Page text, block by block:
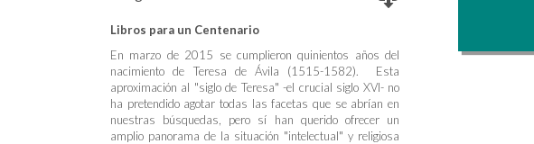
Libros para un Centenario
En marzo de 2015 se cumplieron quinientos años del
nacimiento de Teresa de Ávila (1515-1582). Esta
aproximación al "siglo de Teresa" -el crucial siglo XVI- no
ha pretendido agotar todas las facetas que se abrían en
nuestras búsquedas, pero sí han querido ofrecer un
amplio panorama de la situación "intelectual" y religiosa